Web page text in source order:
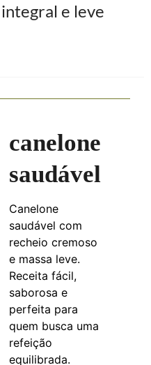
e leve
canelone
saudável
Canelone
saudável com
recheio cremoso
e massa leve.
Receita fácil,
saborosa e
perfeita para
quem busca uma
refeição
equilibrada.